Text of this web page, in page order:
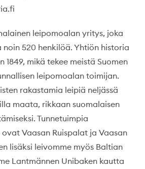
leipomoalan yritys, joka
noin 520 henkilöä. Yhtiön historia
1849, mikä tekee meistä Suomen
leipomoalan toimijan.
rakastamia leipiä neljässä
maata, rikkaan suomalaisen
Tunnetuimpia
Vaasan Ruispalat ja Vaasan
lisäksi leivomme myös Baltian
Lantmännen Unibaken kautta